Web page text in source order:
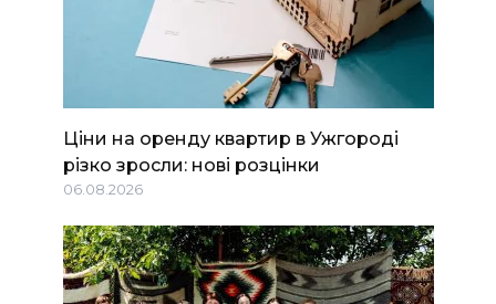
Ціни на оренду квартир в Ужгороді
різко зросли: нові розцінки
06.08.2026